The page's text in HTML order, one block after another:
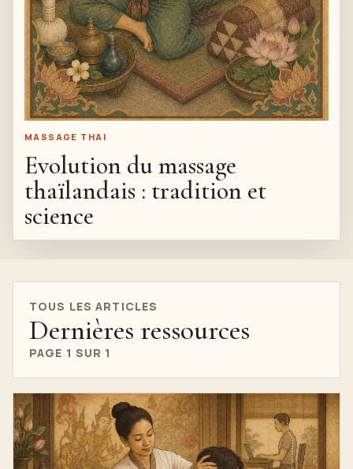
MASSAGE THAI
Evolution du massage
thaïlandais : tradition et
science
TOUS LES ARTICLES
Dernières ressources
PAGE 1 SUR 1